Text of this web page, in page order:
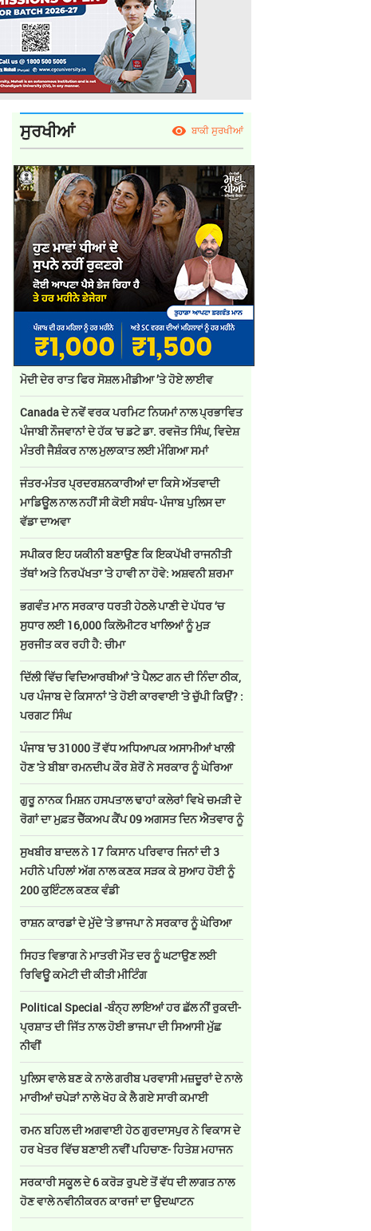
ਸੁਰਖੀਆਂ ਬਾਕੀ ਸੁਰਖੀਆਂ
ਮੋਦੀ ਦੇਰ ਰਾਤ ਫਿਰ ਸੋਸ਼ਲ ਮੀਡੀਆ ’ਤੇ ਹੋਏ ਲਾਈਵ
Canada ਦੇ ਨਵੇਂ ਵਰਕ ਪਰਮਿਟ ਨਿਯਮਾਂ ਨਾਲ ਪ੍ਰਭਾਵਿਤ
ਪੰਜਾਬੀ ਨੌਜਵਾਨਾਂ ਦੇ ਹੱਕ 'ਚ ਡਟੇ ਡਾ. ਰਵਜੋਤ ਸਿੰਘ, ਵਿਦੇਸ਼
ਮੰਤਰੀ ਜੈਸ਼ੰਕਰ ਨਾਲ ਮੁਲਾਕਾਤ ਲਈ ਮੰਗਿਆ ਸਮਾਂ
ਜੰਤਰ-ਮੰਤਰ ਪ੍ਰਦਰਸ਼ਨਕਾਰੀਆਂ ਦਾ ਕਿਸੇ ਅੱਤਵਾਦੀ
ਮਾਡਿਊਲ ਨਾਲ ਨਹੀਂ ਸੀ ਕੋਈ ਸਬੰਧ- ਪੰਜਾਬ ਪੁਲਿਸ ਦਾ
ਵੱਡਾ ਦਾਅਵਾ
ਸਪੀਕਰ ਇਹ ਯਕੀਨੀ ਬਣਾਉਣ ਕਿ ਇਕਪੱਖੀ ਰਾਜਨੀਤੀ
ਤੱਥਾਂ ਅਤੇ ਨਿਰਪੱਖਤਾ 'ਤੇ ਹਾਵੀ ਨਾ ਹੋਵੇ: ਅਸ਼ਵਨੀ ਸ਼ਰਮਾ
ਭਗਵੰਤ ਮਾਨ ਸਰਕਾਰ ਧਰਤੀ ਹੇਠਲੇ ਪਾਣੀ ਦੇ ਪੱਧਰ ‘ਚ
ਸੁਧਾਰ ਲਈ 16,000 ਕਿਲੋਮੀਟਰ ਖਾਲਿਆਂ ਨੂੰ ਮੁੜ
ਸੁਰਜੀਤ ਕਰ ਰਹੀ ਹੈ: ਚੀਮਾ
ਦਿੱਲੀ ਵਿੱਚ ਵਿਦਿਆਰਥੀਆਂ 'ਤੇ ਪੈਲਟ ਗਨ ਦੀ ਨਿੰਦਾ ਠੀਕ,
ਪਰ ਪੰਜਾਬ ਦੇ ਕਿਸਾਨਾਂ 'ਤੇ ਹੋਈ ਕਾਰਵਾਈ 'ਤੇ ਚੁੱਪੀ ਕਿਉਂ? :
ਪਰਗਟ ਸਿੰਘ
ਪੰਜਾਬ 'ਚ 31000 ਤੋਂ ਵੱਧ ਅਧਿਆਪਕ ਅਸਾਮੀਆਂ ਖਾਲੀ
ਹੋਣ 'ਤੇ ਬੀਬਾ ਰਮਨਦੀਪ ਕੌਰ ਸ਼ੇਰੋਂ ਨੇ ਸਰਕਾਰ ਨੂੰ ਘੇਰਿਆ
ਗੁਰੂ ਨਾਨਕ ਮਿਸ਼ਨ ਹਸਪਤਾਲ ਢਾਹਾਂ ਕਲੇਰਾਂ ਵਿਖੇ ਚਮੜੀ ਦੇ
ਰੋਗਾਂ ਦਾ ਮੁਫ਼ਤ ਚੈੱਕਅਪ ਕੈਂਪ 09 ਅਗਸਤ ਦਿਨ ਐਤਵਾਰ ਨੂੰ
ਸੁਖਬੀਰ ਬਾਦਲ ਨੇ 17 ਕਿਸਾਨ ਪਰਿਵਾਰ ਜਿਨਾਂ ਦੀ 3
ਮਹੀਨੇ ਪਹਿਲਾਂ ਅੱਗ ਨਾਲ ਕਣਕ ਸੜਕ ਕੇ ਸੁਆਹ ਹੋਈ ਨੂੰ
200 ਕੁਇੰਟਲ ਕਣਕ ਵੰਡੀ
ਰਾਸ਼ਨ ਕਾਰਡਾਂ ਦੇ ਮੁੱਦੇ 'ਤੇ ਭਾਜਪਾ ਨੇ ਸਰਕਾਰ ਨੂੰ ਘੇਰਿਆ
ਸਿਹਤ ਵਿਭਾਗ ਨੇ ਮਾਤਰੀ ਮੌਤ ਦਰ ਨੂੰ ਘਟਾਉਣ ਲਈ
ਰਿਵਿਊ ਕਮੇਟੀ ਦੀ ਕੀਤੀ ਮੀਟਿੰਗ
Political Special -ਬੰਨ੍ਹ ਲਾਇਆਂ ਹਰ ਛੱਲ ਨੀਂ ਰੁਕਦੀ-
ਪ੍ਰਸ਼ਾਤ ਦੀ ਜਿੱਤ ਨਾਲ ਹੋਈ ਭਾਜਪਾ ਦੀ ਸਿਆਸੀ ਮੁੱਛ
ਨੀਵੀਂ
ਪੁਲਿਸ ਵਾਲੇ ਬਣ ਕੇ ਨਾਲੇ ਗਰੀਬ ਪਰਵਾਸੀ ਮਜ਼ਦੂਰਾਂ ਦੇ ਨਾਲੇ
ਮਾਰੀਆਂ ਚਪੇੜਾਂ ਨਾਲੇ ਖੋਹ ਕੇ ਲੈ ਗਏ ਸਾਰੀ ਕਮਾਈ
ਰਮਨ ਬਹਿਲ ਦੀ ਅਗਵਾਈ ਹੇਠ ਗੁਰਦਾਸਪੁਰ ਨੇ ਵਿਕਾਸ ਦੇ
ਹਰ ਖੇਤਰ ਵਿੱਚ ਬਣਾਈ ਨਵੀਂ ਪਹਿਚਾਣ- ਹਿਤੇਸ਼ ਮਹਾਜਨ
ਸਰਕਾਰੀ ਸਕੂਲ ਦੇ 6 ਕਰੋੜ ਰੁਪਏ ਤੋਂ ਵੱਧ ਦੀ ਲਾਗਤ ਨਾਲ
ਹੋਣ ਵਾਲੇ ਨਵੀਨੀਕਰਨ ਕਾਰਜਾਂ ਦਾ ਉਦਘਾਟਨ